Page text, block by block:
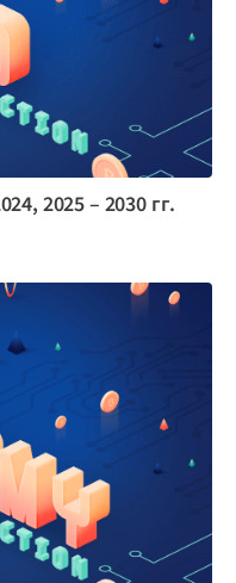
2025 – 2030 гг.